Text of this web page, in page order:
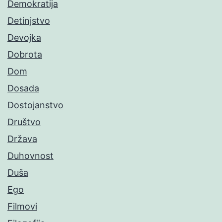
Demokratija
Detinjstvo
Devojka
Dobrota
Dom
Dosada
Dostojanstvo
Društvo
Država
Duhovnost
Duša
Ego
Filmovi